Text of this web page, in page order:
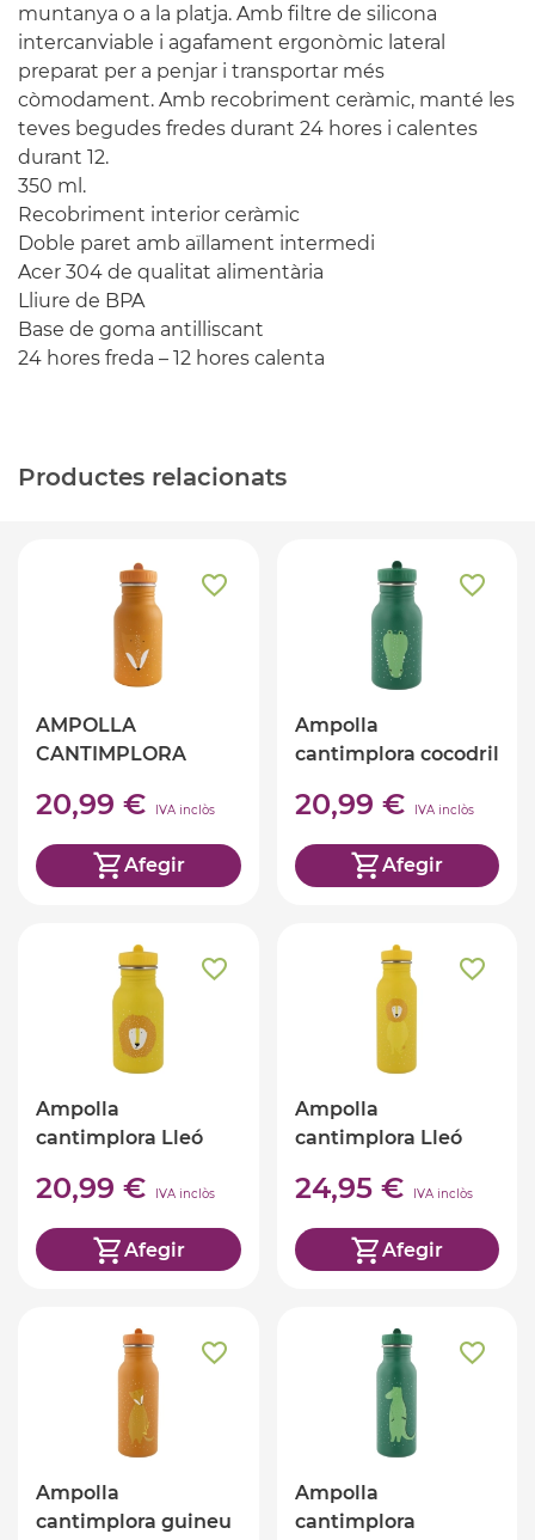
muntanya o a la platja. Amb filtre de silicona
intercanviable i agafament ergonòmic lateral
preparat per a penjar i transportar més
còmodament. Amb recobriment ceràmic, manté les
teves begudes fredes durant 24 hores i calentes
durant 12.
350 ml.
Recobriment interior ceràmic
Doble paret amb aïllament intermedi
Acer 304 de qualitat alimentària
Lliure de BPA
Base de goma antilliscant
24 hores freda – 12 hores calenta
Productes relacionats
AMPOLLA
CANTIMPLORA
TRIXIE
20,99 € IVA inclòs
Afegir
Ampolla
cantimplora cocodril
20,99 € IVA inclòs
Afegir
Ampolla
cantimplora Lleó
20,99 € IVA inclòs
Afegir
Ampolla
cantimplora Lleó
24,95 € IVA inclòs
Afegir
Ampolla
cantimplora guineu
Ampolla
cantimplora